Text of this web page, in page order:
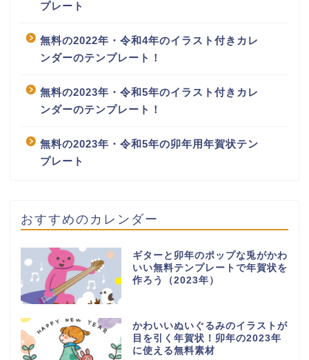
プレート
無料の2022年・令和4年のイラスト付きカレ
ンダーのテンプレート！
無料の2023年・令和5年のイラスト付きカレ
ンダーのテンプレート！
無料の2023年・令和5年の卯年用年賀状テン
プレート
おすすめのカレンダー
ギターと卯年のポップな兎がかわ
いい無料テンプレートで年賀状を
作ろう（2023年）
かわいいぬいぐるみのイラストが
目を引く年賀状！卯年の2023年
に使える無料素材